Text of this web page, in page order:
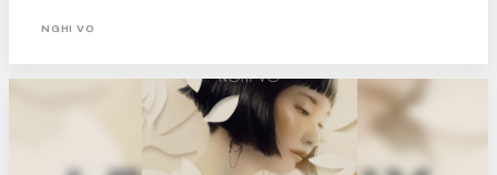
après la mort des Baker, et retrouvera à New York celle qui est devenue Daisy
amie de Mme Baker, Jordan côtoie la jeunesse dorée des années...
NGHI VO